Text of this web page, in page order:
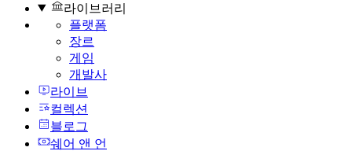
라이브러리
플랫폼
장르
게임
개발사
라이브
컬렉션
블로그
쉐어 앤 언